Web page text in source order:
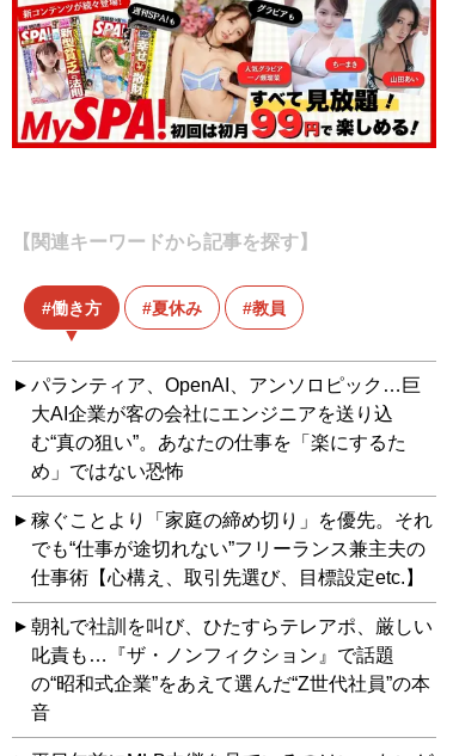
【関連キーワードから記事を探す】
働き方 夏休み 教員
パランティア、OpenAI、アンソロピック…巨
大AI企業が客の会社にエンジニアを送り込
む“真の狙い”。あなたの仕事を「楽にするた
め」ではない恐怖
稼ぐことより「家庭の締め切り」を優先。それ
でも“仕事が途切れない”フリーランス兼主夫の
仕事術【心構え、取引先選び、目標設定etc.】
朝礼で社訓を叫び、ひたすらテレアポ、厳しい
叱責も…『ザ・ノンフィクション』で話題
の“昭和式企業”をあえて選んだ“Z世代社員”の本
音